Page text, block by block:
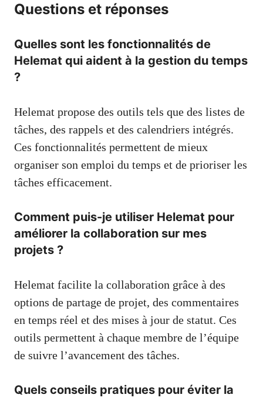
Questions et réponses
Quelles sont les fonctionnalités de
Helemat qui aident à la gestion du temps
?
Helemat propose des outils tels que des listes de
tâches, des rappels et des calendriers intégrés.
Ces fonctionnalités permettent de mieux
organiser son emploi du temps et de prioriser les
tâches efficacement.
Comment puis-je utiliser Helemat pour
améliorer la collaboration sur mes
projets ?
Helemat facilite la collaboration grâce à des
options de partage de projet, des commentaires
en temps réel et des mises à jour de statut. Ces
outils permettent à chaque membre de l’équipe
de suivre l’avancement des tâches.
Quels conseils pratiques pour éviter la